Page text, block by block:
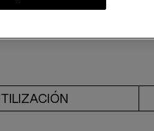
ENCUENTRA TU SALÓN